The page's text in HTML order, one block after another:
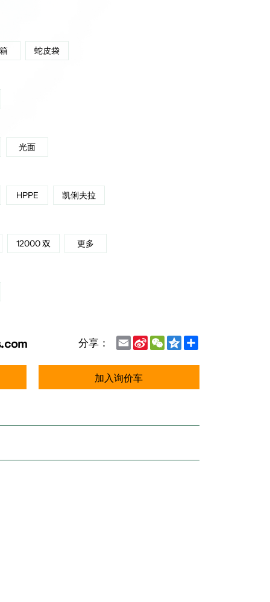
蛇皮袋
光面
HPPE 凯俐夫拉
12000 双 更多
分享： EmailSina
Weibo
WeChat
Qzone
加入询价车